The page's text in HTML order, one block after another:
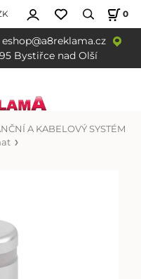
0
eshop@a8reklama.cz
Bystiřce nad Olší
A KABELOVÝ SYSTÉM